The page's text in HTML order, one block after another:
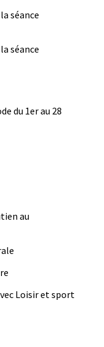
séance
séance
du 1er au 28
au
Loisir et sport